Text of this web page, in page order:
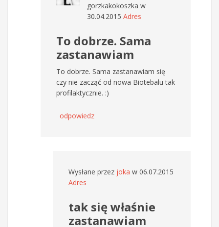
gorzkakokoszka w
30.04.2015 Adres
To dobrze. Sama
zastanawiam
To dobrze. Sama zastanawiam się
czy nie zacząć od nowa Biotebalu tak
profilaktycznie. :)
odpowiedz
Wysłane przez joka w 06.07.2015
Adres
tak się właśnie
zastanawiam